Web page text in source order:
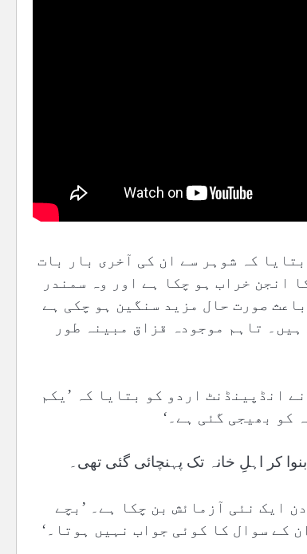
کہ شوہر سے ان کی آخری بار بات
انجن خراب ہو چکا ہے اور وہ سمندر
صورت حال مزید سنگین ہو چکی ہے
تاہم موجودہ قزاق مبینہ طور
انڈپینڈنٹ اردو کو بتایا کہ ’یکم
کو بھیجی گئی ہے۔‘
کر اہلِ خانہ تک پہنچائی گئی تھی۔
ایک نئی آزمائش بن چکا ہے۔ ’بچے
کے سوال کا کوئی جواب نہیں ہوتا۔‘